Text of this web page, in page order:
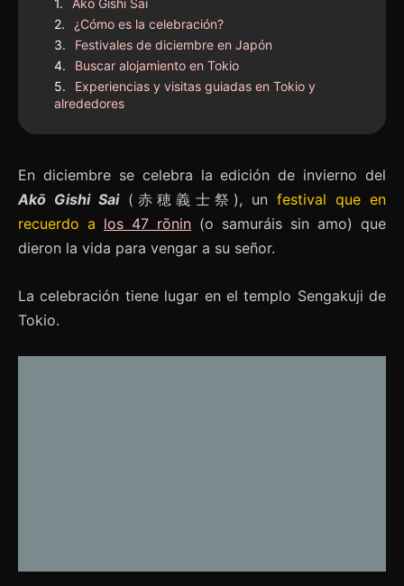
Akō Gishi Sai
¿Cómo es la celebración?
Festivales de diciembre en Japón
Buscar alojamiento en Tokio
Experiencias y visitas guiadas en Tokio y
alrededores
En diciembre se celebra la edición de invierno del
Akō Gishi Sai(赤穂義士祭), un festival que en
recuerdo a los 47 rōnin (o samuráis sin amo) que
dieron la vida para vengar a su señor.
La celebración tiene lugar en el templo Sengakuji de
Tokio.